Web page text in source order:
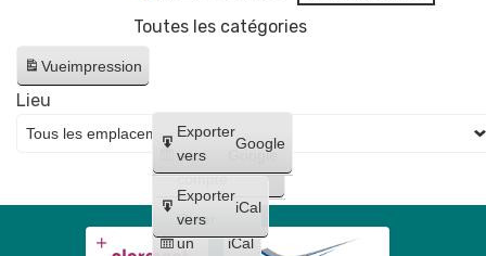
Toutes les catégories
Vueimpression
Créer
un
compte
Google
Créer
un
iCal
Exporter
vers
Google
Exporter
vers
iCal
Lieu